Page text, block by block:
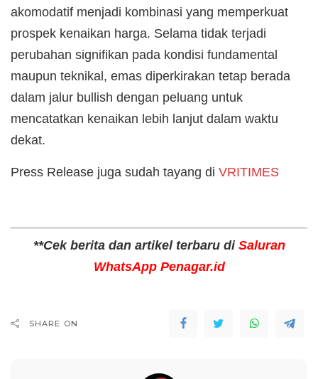
akomodatif menjadi kombinasi yang memperkuat
prospek kenaikan harga. Selama tidak terjadi
perubahan signifikan pada kondisi fundamental
maupun teknikal, emas diperkirakan tetap berada
dalam jalur bullish dengan peluang untuk
mencatatkan kenaikan lebih lanjut dalam waktu
dekat.
Press Release juga sudah tayang di VRITIMES
**Cek berita dan artikel terbaru di Saluran
WhatsApp Penagar.id
SHARE ON